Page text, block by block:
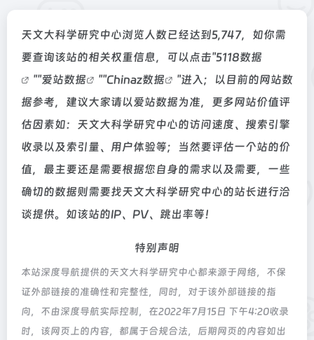
天文大科学研究中心浏览人数已经达到5,747，如你需
要查询该站的相关权重信息，可以点击"5118数据
""爱站数据 ""Chinaz数据
"进入；以目前的网站数
据参考，建议大家请以爱站数据为准，更多网站价值评
估因素如：天文大科学研究中心的访问速度、搜索引擎
收录以及索引量、用户体验等；当然要评估一个站的价
值，最主要还是需要根据您自身的需求以及需要，一些
确切的数据则需要找天文大科学研究中心的站长进行洽
谈提供。如该站的IP、PV、跳出率等！
特别声明
本站深度导航提供的天文大科学研究中心都来源于网络，不保
证外部链接的准确性和完整性，同时，对于该外部链接的指
向，不由深度导航实际控制，在2022年7月15日 下午4:20收录
时，该网页上的内容，都属于合规合法，后期网页的内容如出